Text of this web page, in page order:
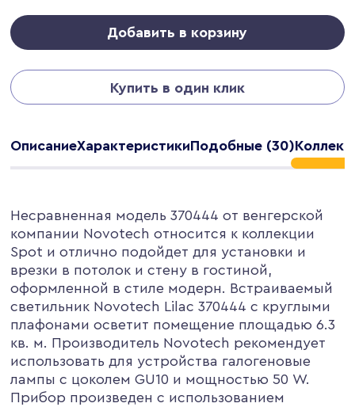
Добавить в корзину
Купить в один клик
ОписаниеХарактеристикиПодобные (30)
Несравненная модель 370444 от венгерской
компании Novotech относится к коллекции
Spot и отлично подойдет для установки и
врезки в потолок и стену в гостиной,
оформленной в стиле модерн. Встраиваемый
светильник Novotech Lilac 370444 с круглыми
плафонами осветит помещение площадью 6.3
кв. м. Производитель Novotech рекомендует
использовать для устройства галогеновые
лампы с цоколем GU10 и мощностью 50 W.
Прибор произведен с использованием